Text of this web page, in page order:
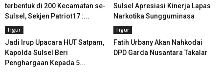
terbentuk di 200 Kecamatan se-
Sulsel, Sekjen Patriot17 :...
Sulsel Apresiasi Kinerja Lapas
Narkotika Sungguminasa
Figur
Jadi Irup Upacara HUT Satpam,
Kapolda Sulsel Beri
Penghargaan Kepada 5...
Figur
Fatih Urbany Akan Nahkodai
DPD Garda Nusantara Takalar